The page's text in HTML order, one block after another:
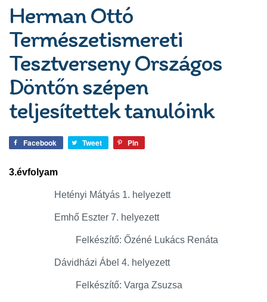
Herman Ottó
Természetismereti
Tesztverseny Országos
Döntőn szépen
teljesítettek tanulóink
Facebook Tweet Pin
3.évfolyam
Hetényi Mátyás 1. helyezett
Emhő Eszter 7. helyezett
Felkészítő: Őzéné Lukács Renáta
Dávidházi Ábel 4. helyezett
Felkészítő: Varga Zsuzsa